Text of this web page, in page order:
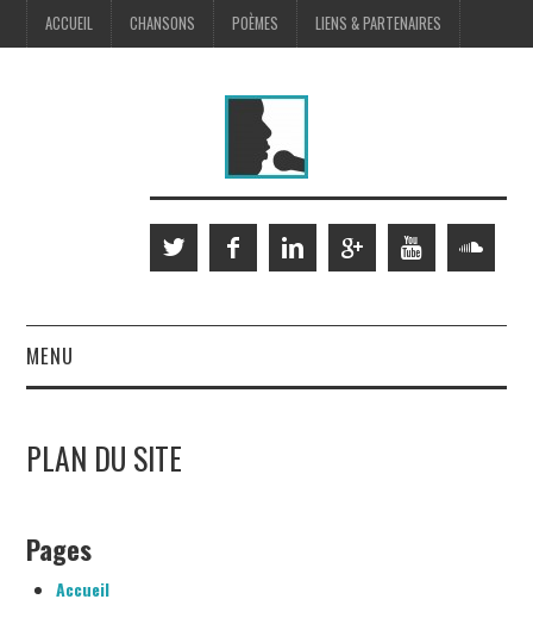
ACCUEIL CHANSONS POÈMES LIENS & PARTENAIRES
MENU
MUSIQUES À L’IMAGE
GALERIE
BLOG
PLAN DU SITE
Pages
Accueil